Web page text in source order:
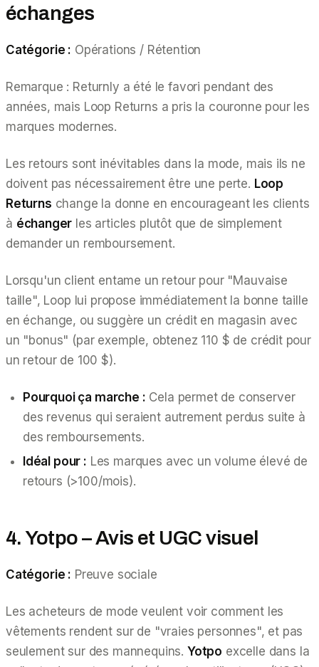
échanges
Catégorie : Opérations / Rétention
Remarque : Returnly a été le favori pendant des
années, mais Loop Returns a pris la couronne pour les
marques modernes.
Les retours sont inévitables dans la mode, mais ils ne
doivent pas nécessairement être une perte. Loop
Returns change la donne en encourageant les clients
à échanger les articles plutôt que de simplement
demander un remboursement.
Lorsqu'un client entame un retour pour "Mauvaise
taille", Loop lui propose immédiatement la bonne taille
en échange, ou suggère un crédit en magasin avec
un "bonus" (par exemple, obtenez 110 $ de crédit pour
un retour de 100 $).
Pourquoi ça marche : Cela permet de conserver
des revenus qui seraient autrement perdus suite à
des remboursements.
Idéal pour : Les marques avec un volume élevé de
retours (>100/mois).
4. Yotpo – Avis et UGC visuel
Catégorie : Preuve sociale
Les acheteurs de mode veulent voir comment les
vêtements rendent sur de "vraies personnes", et pas
seulement sur des mannequins. Yotpo excelle dans la